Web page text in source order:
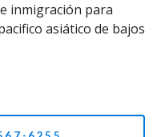
inmigración para
asiático de bajos